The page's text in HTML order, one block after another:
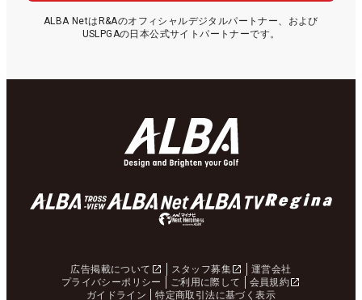
ALBA NetはR&Aのオフィシャルデジタルパートナー、および
USLPGAの日本公式サイトパートナーです。
広告掲載について スタッフ募集
運営会社
プライバシーポリシー
ご利用に際して
会員規約
ガイドライン
特定商取引法に基づく表示